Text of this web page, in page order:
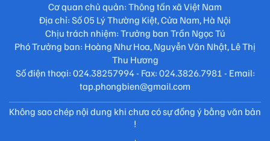
Cơ quan chủ quản: Thông tấn xã Việt Nam
Địa chỉ: Số 05 Lý Thường Kiệt, Cửa Nam, Hà Nội
Chịu trách nhiệm: Trưởng ban Trần Ngọc Tú
Phó Trưởng ban: Hoàng Như Hoa, Nguyễn Văn Nhật, Lê Thị
Thu Hương
Số điện thoại: 024.38257994 - Fax: 024.3826.7981 - Email:
tap.phongbien@gmail.com
Không sao chép nội dung khi chưa có sự đồng ý bằng văn bản
!